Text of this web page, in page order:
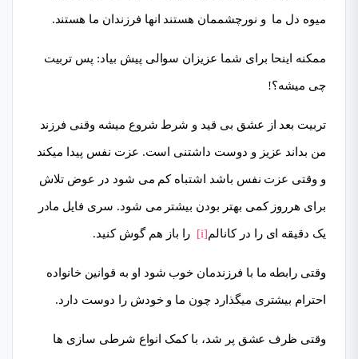
میوه دل ما و نورچشممان هستند انها فرزندان ما هستند.
ممکنه اینحا برای شما عزیزان سوالی پیش بیاد: پس تربیت
چی میشه؟!
تربیت بعد از عشق بی قید و شرط شروع میشه وقنی فرزند
من بداند عزیز و دوست داشتنی است. عزت نفس پیدا میکند
و وقتی عزت نفس باشد اشتباه کم می شود در عوض تلاش
برای هرروز کمی بهتر بودن بیشتر می شود. سری فایل مادر
یک دقیقه ای را در کانالم[i] را باز هم گوش کنید.
وقتی رابطه ما با فرزندمان خوب شود او به قوانین خانواده
احترام بیشتری میگذارد چون ما و خودش را دوست دارد.
وقتی ظرف عشق پر شد، با کمک انواع شرطی سازی ها